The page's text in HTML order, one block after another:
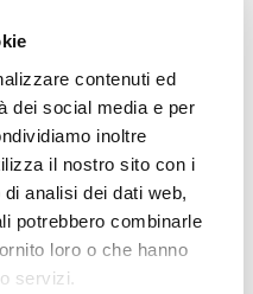
contenuti ed
dei social media e per
inoltre
il nostro sito con i
analisi dei dati web,
potrebbero combinarle
loro o che hanno
servizi.
come qualcuno che
tutta una serie di
di più e è la positività.
positività, al vedere
questo è stato il mio